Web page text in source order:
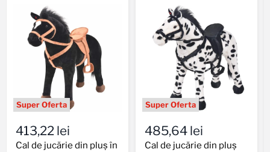
de
jucărie
din
413,22 lei
Cal de jucărie din pluș în
de
jucărie
din
485,64 lei
Cal de jucărie din pluș